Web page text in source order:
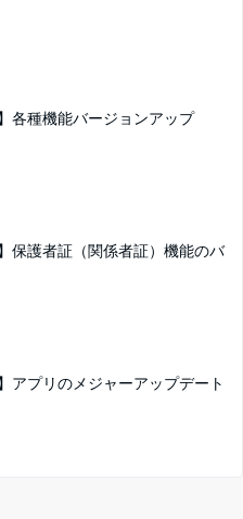
各種機能バージョンアップ
保護者証（関係者証）機能のバ
アプリのメジャーアップデート